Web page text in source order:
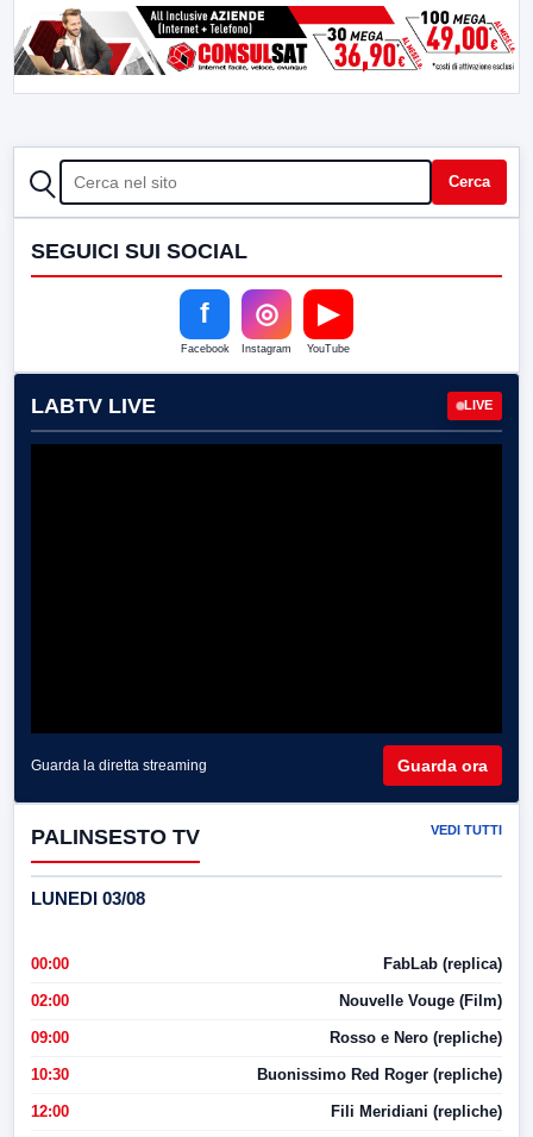
CERCA Cerca
SEGUICI SUI SOCIAL
f
Facebook
◎
Instagram
▶
YouTube
LABTV LIVE LIVE
Guarda la diretta streaming Guarda ora
PALINSESTO TV VEDI TUTTI
LUNEDI 03/08
00:00 FabLab (replica)
02:00 Nouvelle Vouge (Film)
09:00 Rosso e Nero (repliche)
10:30 Buonissimo Red Roger (repliche)
12:00 Fili Meridiani (repliche)